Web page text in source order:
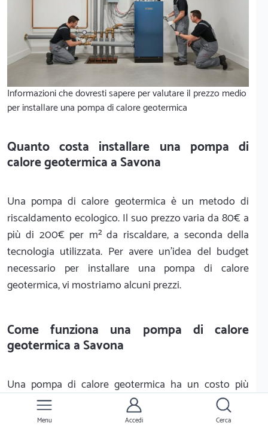
Informazioni che dovresti sapere per valutare il prezzo medio
per installare una pompa di calore geotermica
Quanto costa installare una pompa di
calore geotermica a Savona
Una pompa di calore geotermica è un metodo di
riscaldamento ecologico. Il suo prezzo varia da 80€ a
più di 200€ per m² da riscaldare, a seconda della
tecnologia utilizzata. Per avere un'idea del budget
necessario per installare una pompa di calore
geotermica, vi mostriamo alcuni prezzi.
Come funziona una pompa di calore
geotermica a Savona
Una pompa di calore geotermica ha un costo più
elevato di una pompa di calore aerotermica. La
pompa di calore geotermica è paragonabile a una
Menu Accedi Cerca